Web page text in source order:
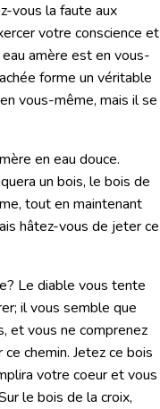
vous la faute aux
votre conscience et
amère est en vous-
forme un véritable
vous-même, mais il se
en eau douce.
un bois, le bois de
tout en maintenant
hâtez-vous de jeter ce
Le diable vous tente
il vous semble que
et vous ne comprenez
chemin. Jetez ce bois
votre coeur et vous
le bois de la croix,